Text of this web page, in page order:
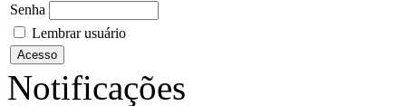
Senha
Lembrar usuário
Notificações